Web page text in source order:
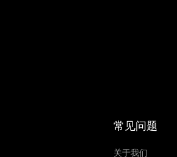
常见问题
关于我们